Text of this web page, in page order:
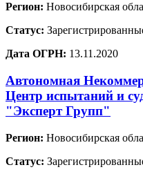
Регион: Новосибирская
Статус:
Дата ОГРН: 13.11.2020
Автономная
Центр испытаний и
"Эксперт Групп"
Регион: Новосибирская
Статус: